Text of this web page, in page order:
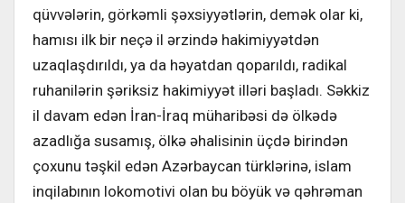
qüvvələrin, görkəmli şəxsiyyətlərin, demək olar ki,
hamısı ilk bir neçə il ərzində hakimiyyətdən
uzaqlaşdırıldı, ya da həyatdan qoparıldı, radikal
ruhanilərin şəriksiz hakimiyyət illəri başladı. Səkkiz
il davam edən İran-İraq müharibəsi də ölkədə
azadlığa susamış, ölkə əhalisinin üçdə birindən
çoxunu təşkil edən Azərbaycan türklərinə, islam
inqilabının lokomotivi olan bu böyük və qəhrəman